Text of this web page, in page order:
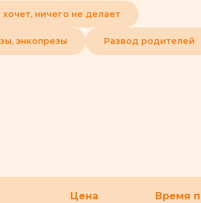
ничего не делает
энкопрезы Развод родителей
Цена Время